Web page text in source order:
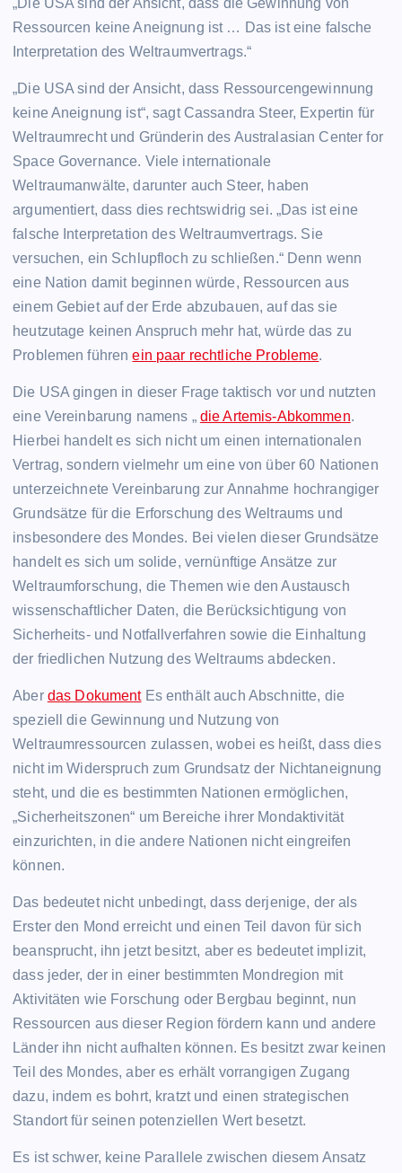
Ressourcen keine Aneignung ist … Das ist eine falsche
Interpretation des Weltraumvertrags.“
„Die USA sind der Ansicht, dass Ressourcengewinnung
keine Aneignung ist“, sagt Cassandra Steer, Expertin für
Weltraumrecht und Gründerin des Australasian Center for
Space Governance. Viele internationale
Weltraumanwälte, darunter auch Steer, haben
argumentiert, dass dies rechtswidrig sei. „Das ist eine
falsche Interpretation des Weltraumvertrags. Sie
versuchen, ein Schlupfloch zu schließen.“ Denn wenn
eine Nation damit beginnen würde, Ressourcen aus
einem Gebiet auf der Erde abzubauen, auf das sie
heutzutage keinen Anspruch mehr hat, würde das zu
Problemen führenein paar rechtliche Probleme.
Die USA gingen in dieser Frage taktisch vor und nutzten
eine Vereinbarung namens „ die Artemis-Abkommen.
Hierbei handelt es sich nicht um einen internationalen
Vertrag, sondern vielmehr um eine von über 60 Nationen
unterzeichnete Vereinbarung zur Annahme hochrangiger
Grundsätze für die Erforschung des Weltraums und
insbesondere des Mondes. Bei vielen dieser Grundsätze
handelt es sich um solide, vernünftige Ansätze zur
Weltraumforschung, die Themen wie den Austausch
wissenschaftlicher Daten, die Berücksichtigung von
Sicherheits- und Notfallverfahren sowie die Einhaltung
der friedlichen Nutzung des Weltraums abdecken.
Aber das DokumentEs enthält auch Abschnitte, die
speziell die Gewinnung und Nutzung von
Weltraumressourcen zulassen, wobei es heißt, dass dies
nicht im Widerspruch zum Grundsatz der Nichtaneignung
steht, und die es bestimmten Nationen ermöglichen,
„Sicherheitszonen“ um Bereiche ihrer Mondaktivität
einzurichten, in die andere Nationen nicht eingreifen
können.
Das bedeutet nicht unbedingt, dass derjenige, der als
Erster den Mond erreicht und einen Teil davon für sich
beansprucht, ihn jetzt besitzt, aber es bedeutet implizit,
dass jeder, der in einer bestimmten Mondregion mit
Aktivitäten wie Forschung oder Bergbau beginnt, nun
Ressourcen aus dieser Region fördern kann und andere
Länder ihn nicht aufhalten können. Es besitzt zwar keinen
Teil des Mondes, aber es erhält vorrangigen Zugang
dazu, indem es bohrt, kratzt und einen strategischen
Standort für seinen potenziellen Wert besetzt.
Es ist schwer, keine Parallele zwischen diesem Ansatz